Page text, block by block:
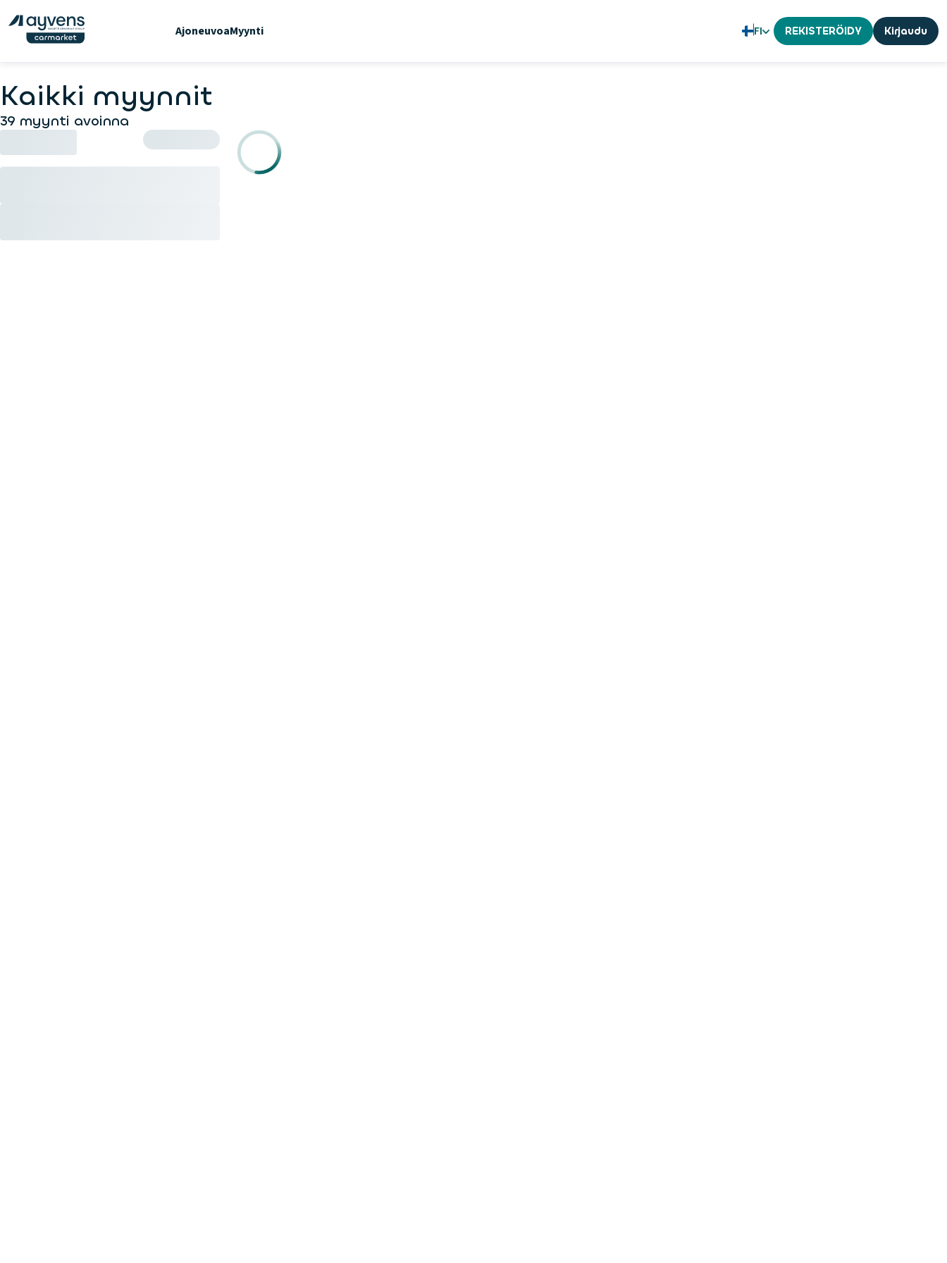
AjoneuvoaMyynti FI REKISTERÖIDY Kirjaudu
Kaikki myynnit
39 myynti avoinna